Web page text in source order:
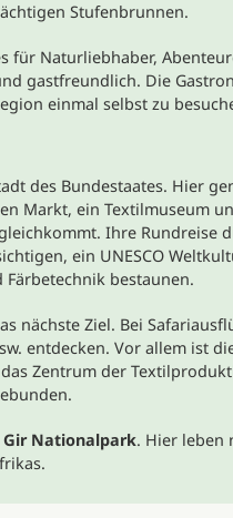
Stufenbrunnen.
für Naturliebhaber,
gastfreundlich. Die
einmal selbst zu
des Bundestaates. Hier
Markt, ein Textilmuseum
Ihre Rundreise
ein UNESCO
bestaunen.
nächste Ziel. Bei
entdecken. Vor allem ist
Zentrum der
Gir Nationalpark. Hier leben